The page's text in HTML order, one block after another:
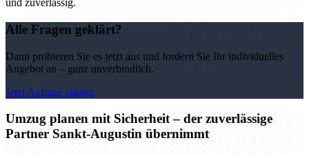
und zuverlässig.
Alle Fragen geklärt?
Dann probieren Sie es jetzt aus und fordern Sie Ihr individuelles
Angebot an – ganz unverbindlich.
Jetzt Anfrage starten
Umzug planen mit Sicherheit – der zuverlässige
Partner Sankt-Augustin übernimmt